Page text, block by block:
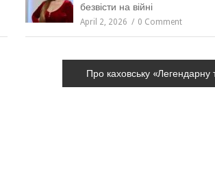
безвісти на війні
April 2, 2026 0 Comment